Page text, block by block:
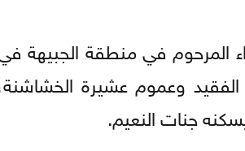
المرحوم في منطقة الجبيهة
وعموم عشيرة
جنات النعيم.